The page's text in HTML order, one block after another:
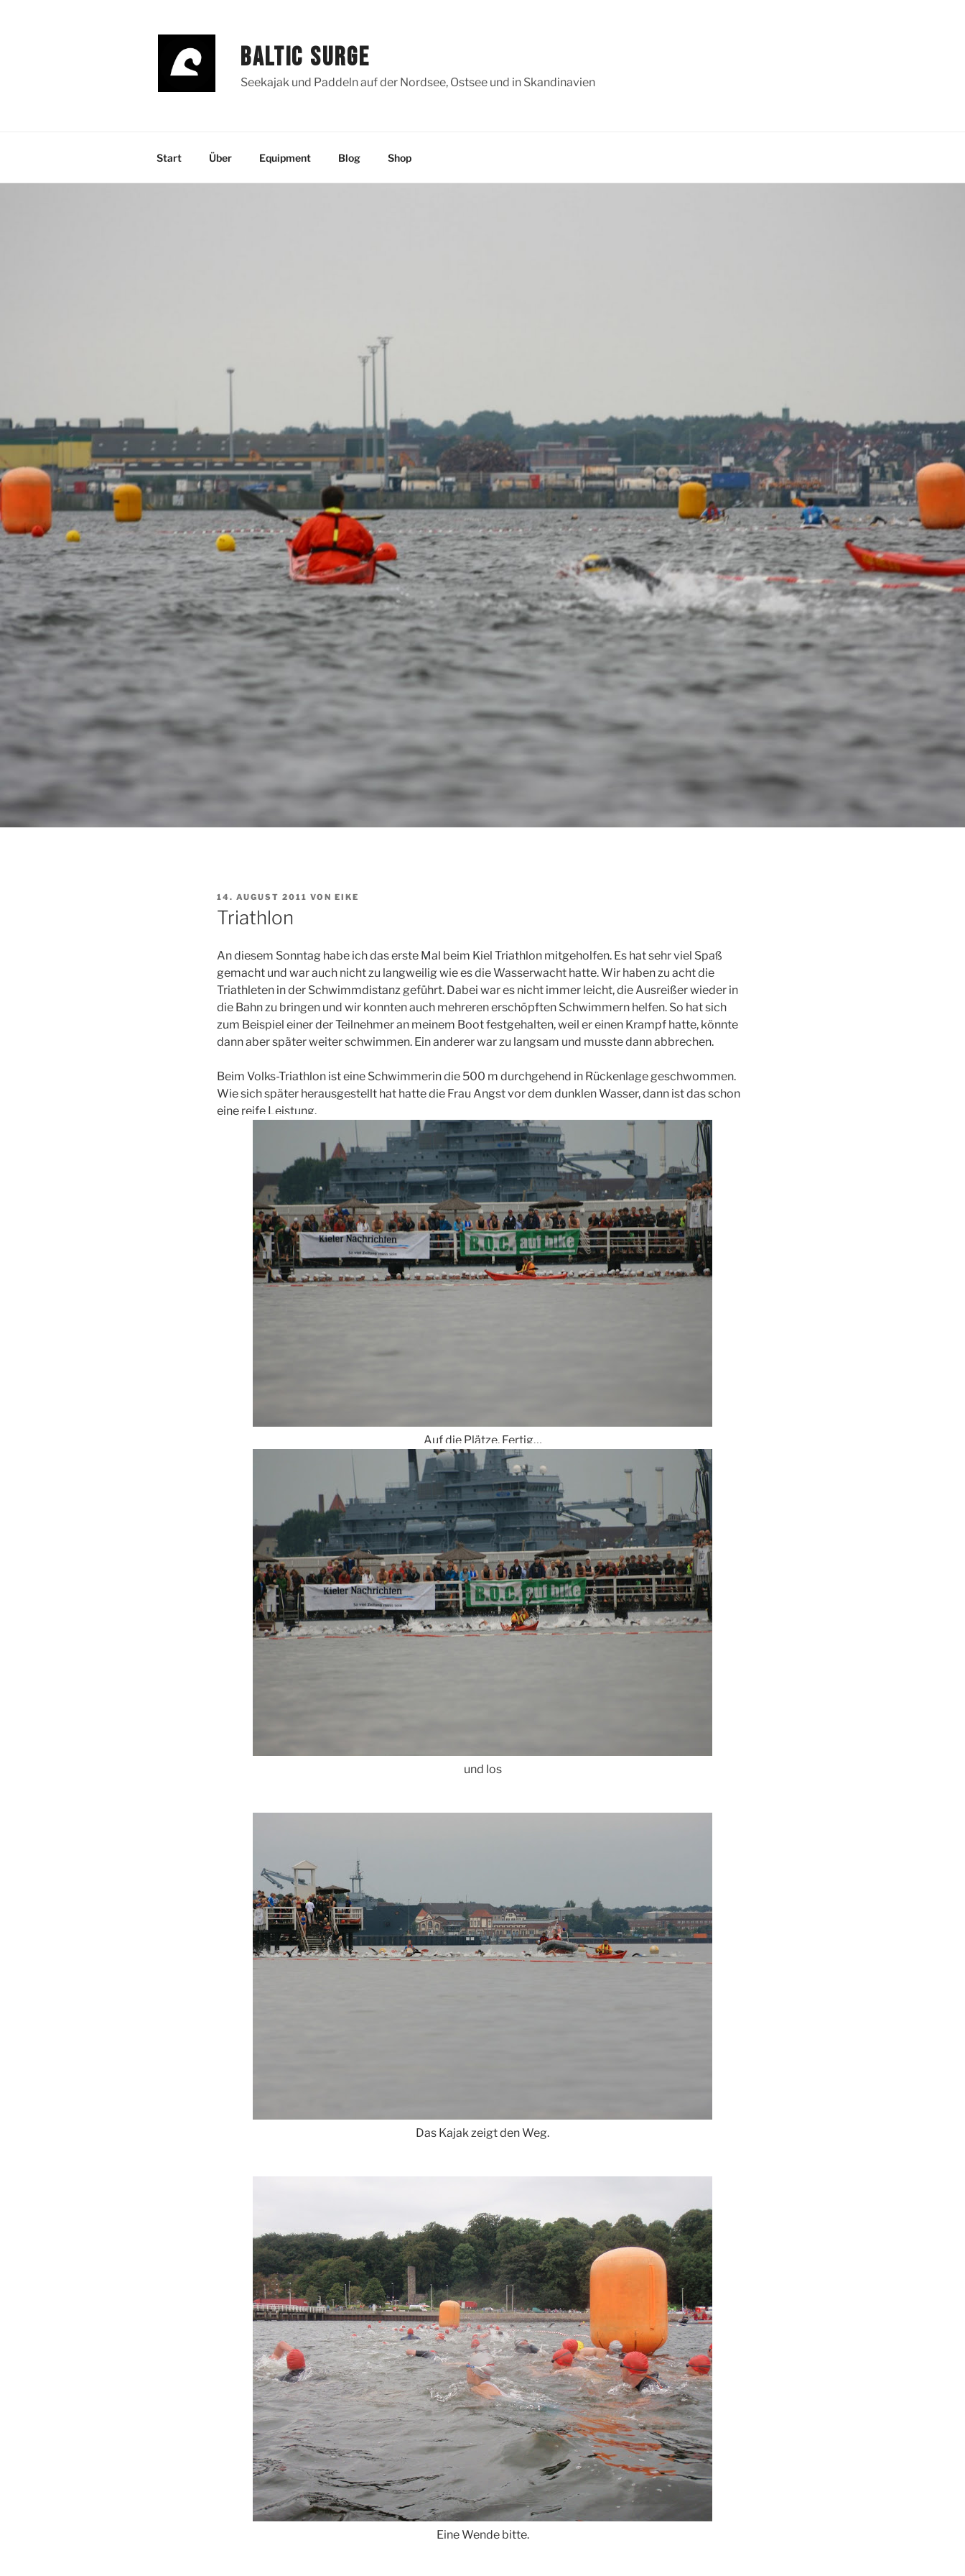
BALTIC SURGE
Seekajak und Paddeln auf der Nordsee, Ostsee und in Skandinavien
Start Über Equipment Blog Shop
VERÖFFENTLICHT
AM
14. AUGUST 2011 VON EIKE
Triathlon
An diesem Sonntag habe ich das erste Mal beim Kiel Triathlon mitgeholfen. Es hat sehr viel Spaß
gemacht und war auch nicht zu langweilig wie es die Wasserwacht hatte. Wir haben zu acht die
Triathleten in der Schwimmdistanz geführt. Dabei war es nicht immer leicht, die Ausreißer wieder in
die Bahn zu bringen und wir konnten auch mehreren erschöpften Schwimmern helfen. So hat sich
zum Beispiel einer der Teilnehmer an meinem Boot festgehalten, weil er einen Krampf hatte, könnte
dann aber später weiter schwimmen. Ein anderer war zu langsam und musste dann abbrechen.
Beim Volks-Triathlon ist eine Schwimmerin die 500 m durchgehend in Rückenlage geschwommen.
Wie sich später herausgestellt hat hatte die Frau Angst vor dem dunklen Wasser, dann ist das schon
eine reife Leistung.
Auf die Plätze. Fertig…
und los
Das Kajak zeigt den Weg.
Eine Wende bitte.